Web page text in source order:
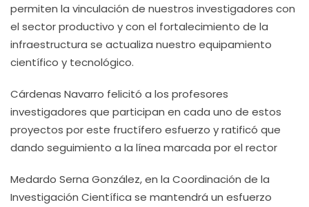
permiten la vinculación de nuestros investigadores con
el sector productivo y con el fortalecimiento de la
infraestructura se actualiza nuestro equipamiento
científico y tecnológico.
Cárdenas Navarro felicitó a los profesores
investigadores que participan en cada uno de estos
proyectos por este fructífero esfuerzo y ratificó que
dando seguimiento a la línea marcada por el rector
Medardo Serna González, en la Coordinación de la
Investigación Científica se mantendrá un esfuerzo